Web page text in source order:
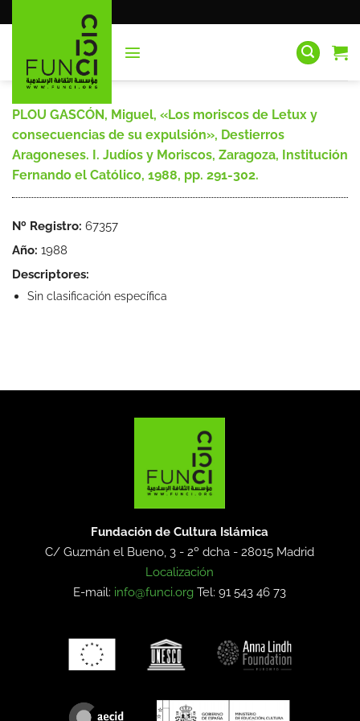
al
PLOU GASCÓN, Miguel, «Los moriscos de Letux y
consecuencias de su expulsión», Destierros
Aragoneses. I. Judíos y Moriscos, Zaragoza, Institución
Fernando el Católico, 1988, pp. 291-302.
Nº Registro: 67357
Año: 1988
Descriptores:
Sin clasificación específica
Fundación de Cultura Islámica
C/ Guzmán el Bueno, 3 - 2º dcha -28015 Madrid
Localización
E-mail: info@funci.org Tel: 91 543 46 73